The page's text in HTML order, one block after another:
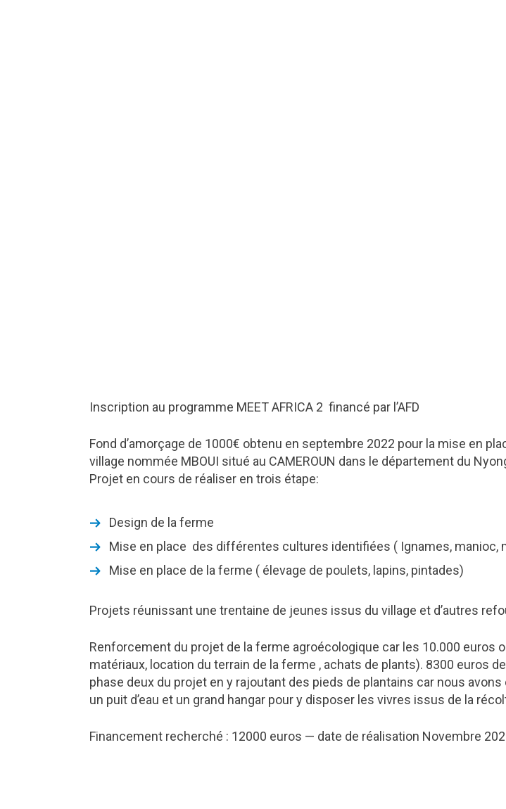
Inscription au programme MEET AFRICA 2 financé par l’AFD
Fond d’amorçage de 1000€ obtenu en septembre 2022 pour la mise en
village nommée MBOUI situé au CAMEROUN dans le département du
Projet en cours de réaliser en trois étape:
Design de la ferme
Mise en place des différentes cultures identifiées ( Ignames, manioc,
Mise en place de la ferme ( élevage de poulets, lapins, pintades)
Projets réunissant une trentaine de jeunes issus du village et d’autres
Renforcement du projet de la ferme agroécologique car les 10.000 euros
matériaux, location du terrain de la ferme , achats de plants). 8300 euros
phase deux du projet en y rajoutant des pieds de plantains car nous
un puit d’eau et un grand hangar pour y disposer les vivres issus de la
Financement recherché : 12000 euros — date de réalisation Novembre